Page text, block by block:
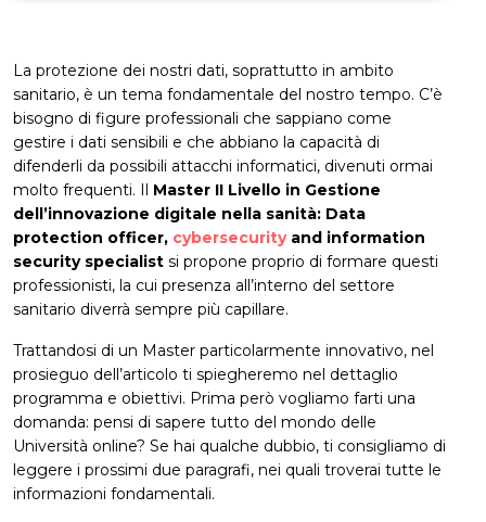
La protezione dei nostri dati, soprattutto in ambito
sanitario, è un tema fondamentale del nostro tempo. C’è
bisogno di figure professionali che sappiano come
gestire i dati sensibili e che abbiano la capacità di
difenderli da possibili attacchi informatici, divenuti ormai
molto frequenti. Il Master II Livello in Gestione
dell’innovazione digitale nella sanità: Data
protection officer, cybersecurityand information
security specialist si propone proprio di formare questi
professionisti, la cui presenza all’interno del settore
sanitario diverrà sempre più capillare.
Trattandosi di un Master particolarmente innovativo, nel
prosieguo dell’articolo ti spiegheremo nel dettaglio
programma e obiettivi. Prima però vogliamo farti una
domanda: pensi di sapere tutto del mondo delle
Università online? Se hai qualche dubbio, ti consigliamo di
leggere i prossimi due paragrafi, nei quali troverai tutte le
informazioni fondamentali.